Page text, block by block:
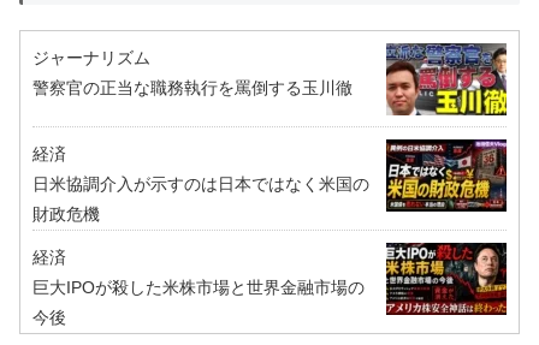
ジャーナリズム
警察官の正当な職務執行を罵倒する玉川徹
経済
日米協調介入が示すのは日本ではなく米国の
財政危機
経済
巨大IPOが殺した米株市場と世界金融市場の
今後